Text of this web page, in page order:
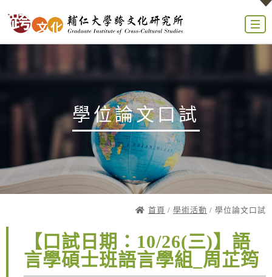
學位論文口試
首頁 / 學術活動 / 學位論文口試
【口試日期：10/26(三)】語
言學碩士班語言學組_周芷筠